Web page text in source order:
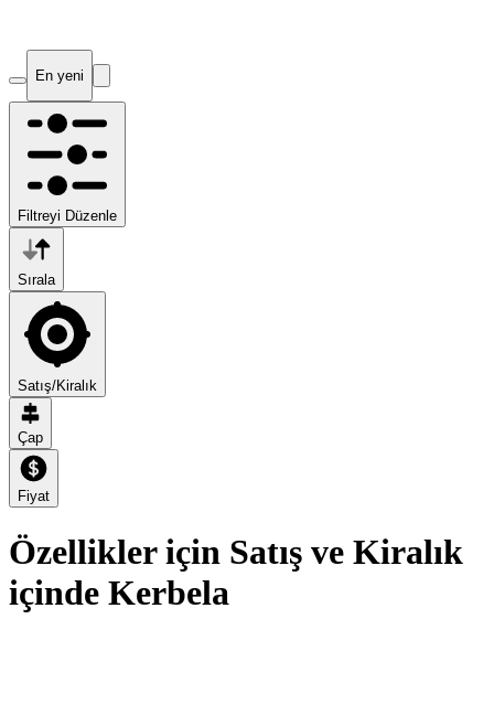
En yeni
Filtreyi Düzenle
Sırala
Satış/Kiralık
Çap
Fiyat
Özellikler için Satış ve Kiralık
içinde Kerbela